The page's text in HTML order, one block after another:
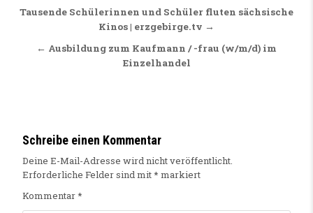
Beitragsnavigation
Tausende Schülerinnen und Schüler fluten sächsische
Kinos | erzgebirge.tv →
← Ausbildung zum Kaufmann / -frau (w/m/d) im
Einzelhandel
Schreibe einen Kommentar
Deine E-Mail-Adresse wird nicht veröffentlicht.
Erforderliche Felder sind mit* markiert
Kommentar*